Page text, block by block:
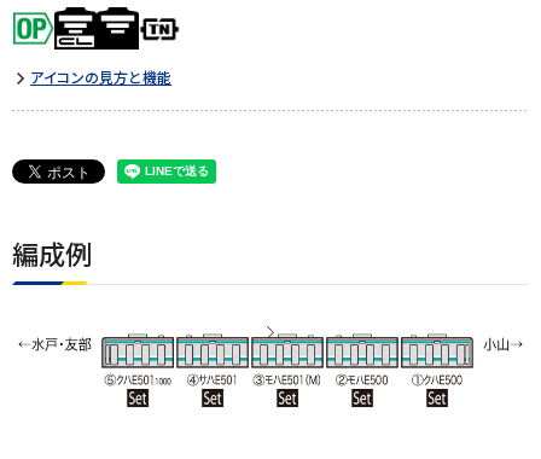
アイコンの見方と機能
編成例